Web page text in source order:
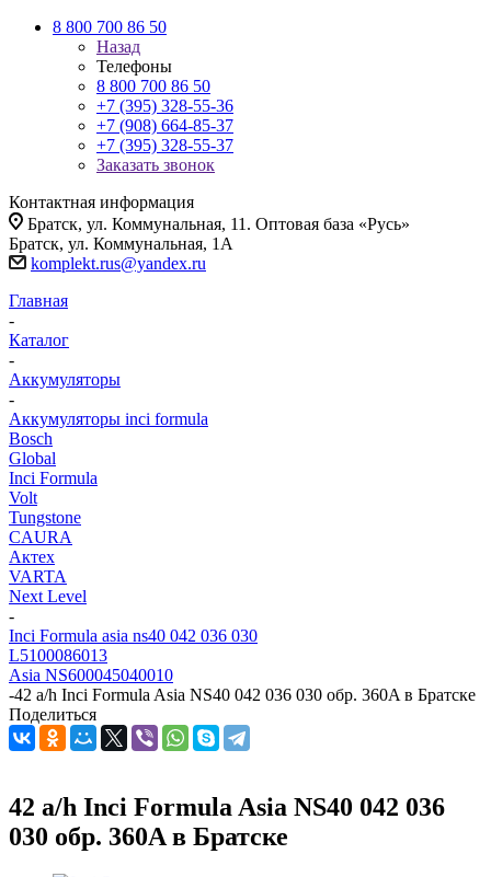
8 800 700 86 50
Назад
Телефоны
8 800 700 86 50
+7 (395) 328-55-36
+7 (908) 664-85-37
+7 (395) 328-55-37
Заказать звонок
Контактная информация
Братск, ул. Коммунальная, 11. Оптовая база «Русь»
Братск, ул. Коммунальная, 1А
komplekt.rus@yandex.ru
Главная
-
Каталог
-
Аккумуляторы
-
Аккумуляторы inci formula
Bosch
Global
Inci Formula
Volt
Tungstone
CAURA
Актех
VARTA
Next Level
-
Inci Formula asia ns40 042 036 030
L5100086013
Asia NS600045040010
-42 a/h Inci Formula Asia NS40 042 036 030 обр. 360A в Братске
Поделиться
42 a/h Inci Formula Asia NS40 042 036
030 обр. 360A в Братске